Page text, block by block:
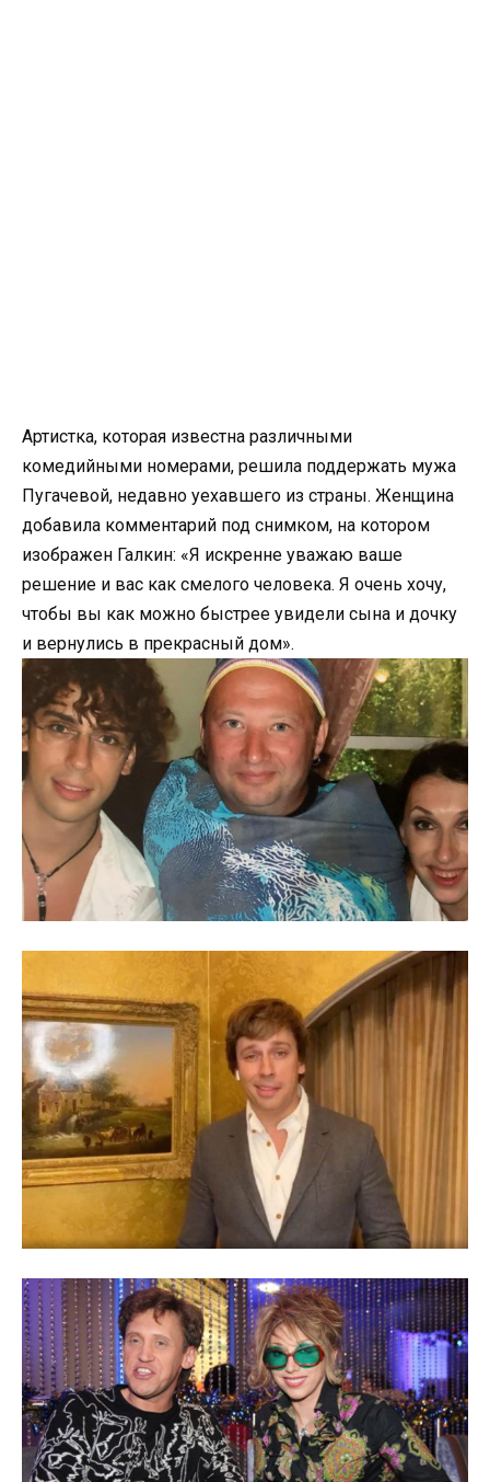
Артистка, которая известна различными
комедийными номерами, решила поддержать мужа
Пугачевой, недавно уехавшего из страны. Женщина
добавила комментарий под снимком, на котором
изображен Галкин: «Я искренне уважаю ваше
решение и вас как смелого человека. Я очень хочу,
чтобы вы как можно быстрее увидели сына и дочку
и вернулись в прекрасный дом».